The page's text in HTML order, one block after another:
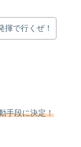
揮で行くぜ！
手段に決定！